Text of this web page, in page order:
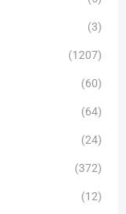
(3)
(1207)
(60)
(64)
(24)
(372)
(12)